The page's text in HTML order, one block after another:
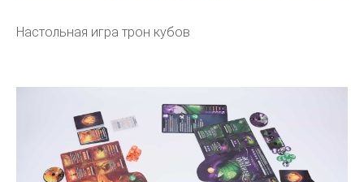
Настольная игра трон кубов